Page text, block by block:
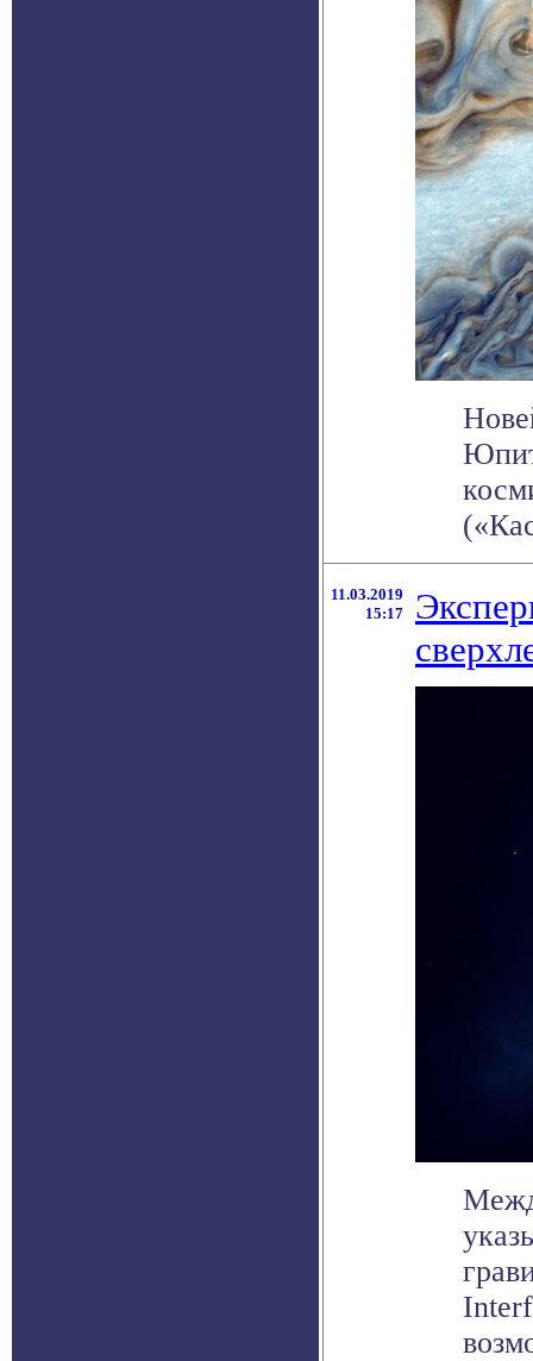
11.03.2019
15:17